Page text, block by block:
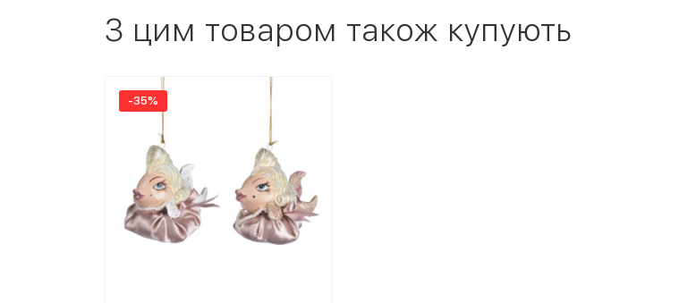
З цим товаром також купують
-35%